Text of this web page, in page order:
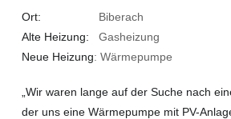
Ort: Biberach
Alte Heizung: Gasheizung
Neue Heizung: Wärmepumpe
„Wir waren lange auf der Suche nach
der uns eine Wärmepumpe mit PV-